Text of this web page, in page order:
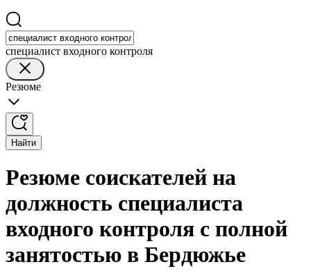
специалист входного контроля
Резюме
Найти
Резюме соискателей на
должность специалиста
входного контроля с полной
занятостью в Бердюжье